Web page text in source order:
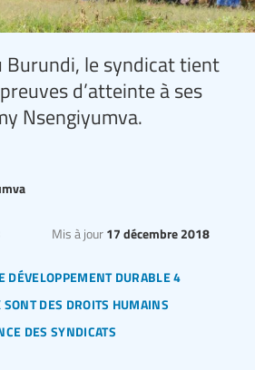
Burundi, le syndicat tient
d’atteinte à ses
Nsengiyumva.
durable 4
des droits humains
des syndicats
Mis à jour 17 décembre 2018